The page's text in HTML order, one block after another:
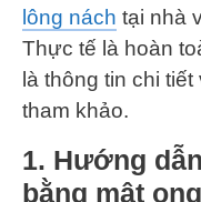
lông nách tại nhà
Thực tế là hoàn
là thông tin chi
tham khảo.
1. Hướng
bằng mật ong